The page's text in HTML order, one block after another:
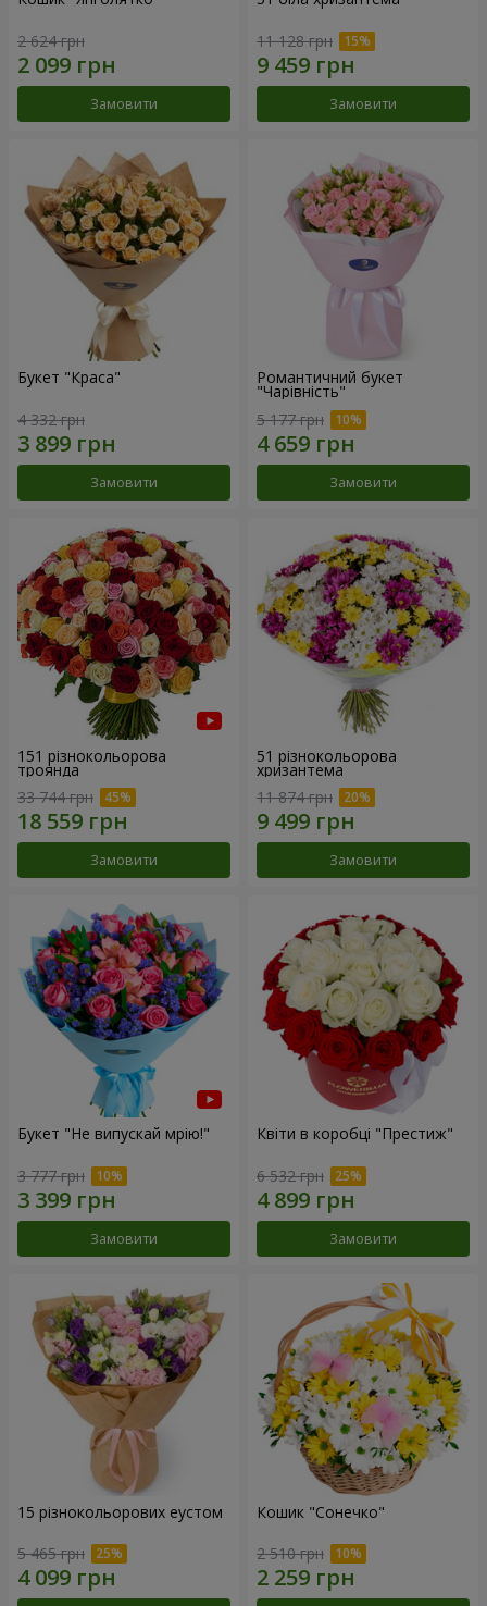
2 624 грн
Замовити
11 128 грн
Замовити
Букет "Краса"
4 332 грн
Замовити
Романтичний букет
"Чарівність"
5 177 грн
Замовити
151 різнокольорова
троянда
33 744 грн
Замовити
51 різнокольорова
хризантема
11 874 грн
Замовити
Букет "Не випускай мрію!"
3 777 грн
Замовити
Квіти в коробці "Престиж"
6 532 грн
Замовити
15 різнокольорових еустом
5 465 грн
Кошик "Сонечко"
2 510 грн